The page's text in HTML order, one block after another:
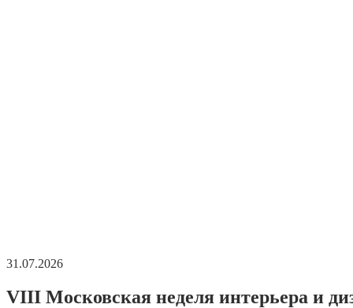
31.07.2026
VIII Московская неделя интерьера и